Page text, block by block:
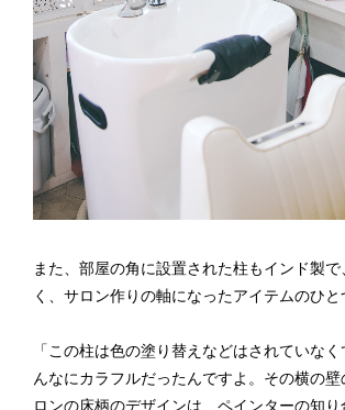
また、部屋の角に設置された柱もインド製
く、サロン作りの軸になったアイテムのひと
「この柱は色の塗り替えなどはされていなく
んなにカラフルだったんですよ。その横の
ロンの床柄のデザインは、ペインターの知り